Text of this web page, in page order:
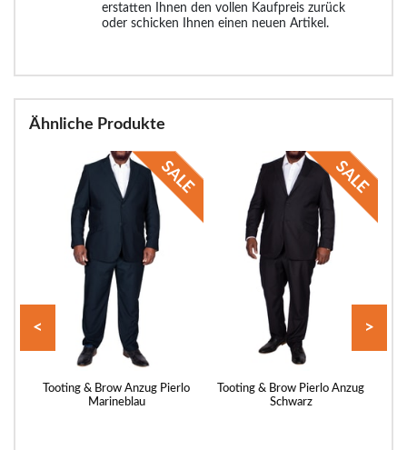
erstatten Ihnen den vollen Kaufpreis zurück
oder schicken Ihnen einen neuen Artikel.
Ähnliche Produkte
Tooting & Brow Anzug Pierlo
Marineblau
Tooting & Brow Pierlo Anzug
Schwarz
< >